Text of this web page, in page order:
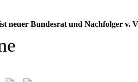
neuer Bundesrat und Nachfolger v.